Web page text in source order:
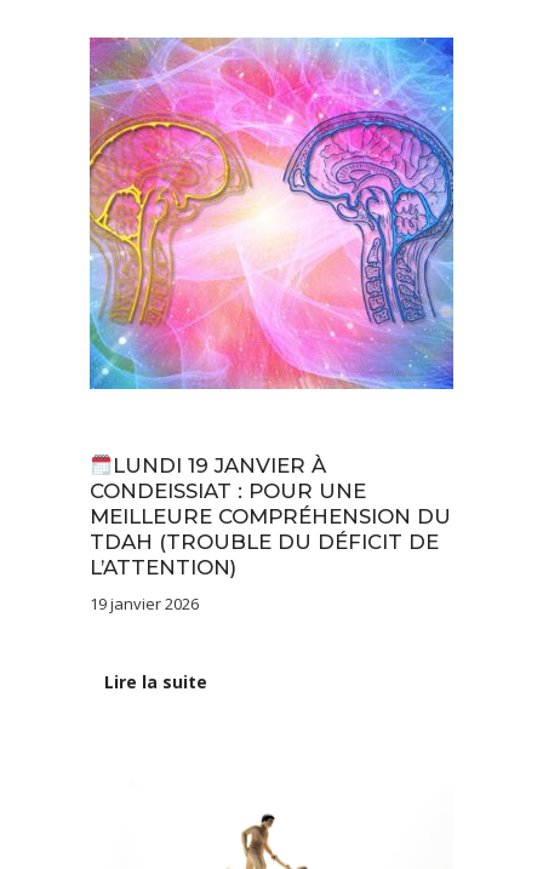
LUNDI 19 JANVIER À
CONDEISSIAT : POUR UNE
MEILLEURE COMPRÉHENSION DU
TDAH (TROUBLE DU DÉFICIT DE
L’ATTENTION)
19 janvier 2026
Lire la suite